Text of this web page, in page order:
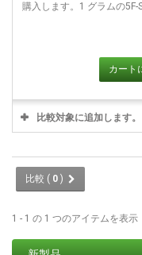
購入します。1 グラムの
カート
比較対象に追加します。
比較 ( 0 )
1 - 1 の 1 つのアイテムを表示